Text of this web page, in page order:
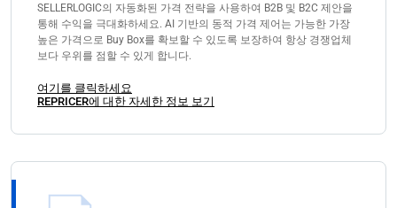
SELLERLOGIC의 자동화된 가격 전략을 사용하여 B2B 및 B2C 제안을
통해 수익을 극대화하세요. AI 기반의 동적 가격 제어는 가능한 가장
높은 가격으로 Buy Box를 확보할 수 있도록 보장하여 항상 경쟁업체
보다 우위를 점할 수 있게 합니다.
여기를 클릭하세요
REPRICER에 대한 자세한 정보 보기